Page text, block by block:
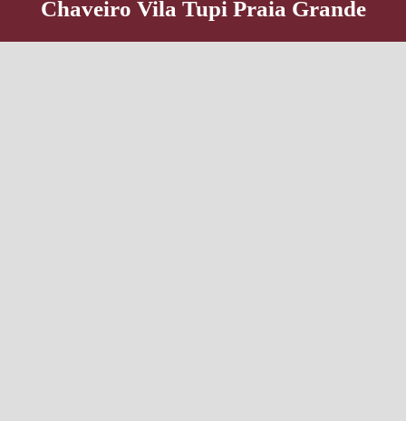
Chaveiro Vila Tupi Praia Grande